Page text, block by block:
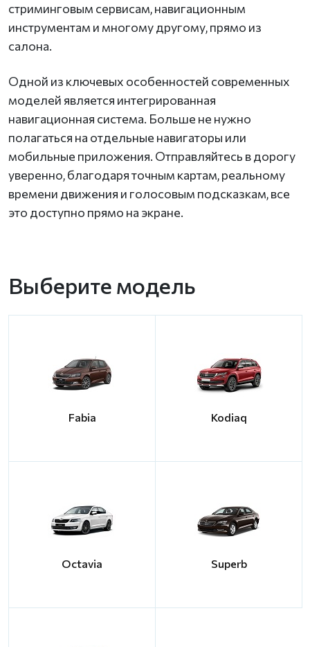
стриминговым сервисам, навигационным
инструментам и многому другому, прямо из
салона.
Одной из ключевых особенностей современных
моделей является интегрированная
навигационная система. Больше не нужно
полагаться на отдельные навигаторы или
мобильные приложения. Отправляйтесь в дорогу
уверенно, благодаря точным картам, реальному
времени движения и голосовым подсказкам, все
это доступно прямо на экране.
Выберите модель
Fabia Kodiaq
Octavia Superb